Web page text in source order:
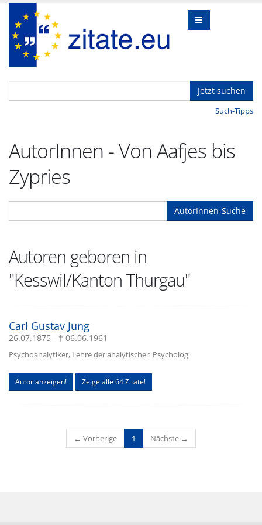
Jetzt suchen
Such-Tipps
AutorInnen - Von Aafjes bis
Zypries
AutorInnen-Suche
Autoren geboren in
"Kesswil/Kanton Thurgau"
Carl Gustav Jung
26.07.1875 - † 06.06.1961
Psychoanalytiker, Lehre der analytischen Psycholog
Autor anzeigen! Zeige alle 64 Zitate!
← Vorherige 1 (current)
Nächste →